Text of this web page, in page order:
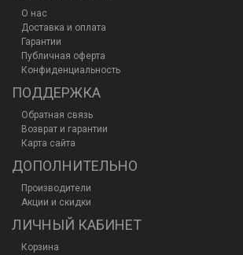
О нас
Доставка и оплата
Гарантии
Публичная оферта
Конфиденциальность
ПОДДЕРЖКА
Обратная связь
Возврат и гарантии
Карта сайта
ДОПОЛНИТЕЛЬНО
Производители
Акции и скидки
ЛИЧНЫЙ КАБИНЕТ
Корзина